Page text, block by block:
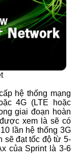
hệ thống mạng
4G (LTE hoặc
giai đoạn hoàn
xem là sẽ có
lần hệ thống 3G
sẽ đạt tốc độ từ 5-
của Sprint là 3-6